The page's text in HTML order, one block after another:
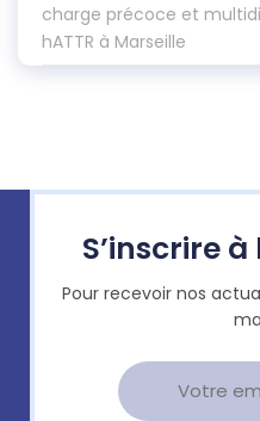
charge précoce et
hATTR à Marseille
S’inscrire
Pour recevoir nos